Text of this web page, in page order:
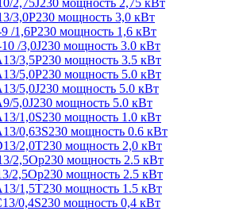
2,75J230 мощность 2,75 кВт
3,0Р230 мощность 3,0 кВт
/1,6P230 мощность 1,6 кВт
/3,0J230 мощность 3.0 кВт
3,5Р230 мощность 3.5 кВт
5,0Р230 мощность 5.0 кВт
5,0J230 мощность 5.0 кВт
5,0J230 мощность 5.0 кВт
1,0S230 мощность 1.0 кВт
0,63S230 мощность 0.6 кВт
2,0T230 мощность 2,0 кВт
2,5Ор230 мощность 2.5 кВт
2,5Ор230 мощность 2.5 кВт
1,5Т230 мощность 1.5 кВт
0,4S230 мощность 0,4 кВт